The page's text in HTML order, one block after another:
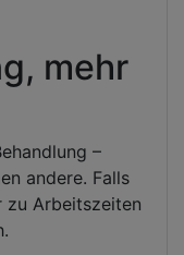
mehr
–
andere. Falls
zu Arbeitszeiten